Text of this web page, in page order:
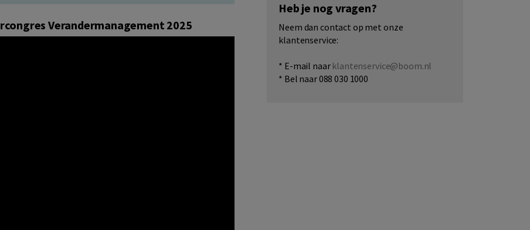
Verandermanagement 2025
Heb je nog vragen?
Neem dan contact op met onze
klantenservice:
* E-mail naar klantenservice@boom.nl
* Bel naar 088 030 1000